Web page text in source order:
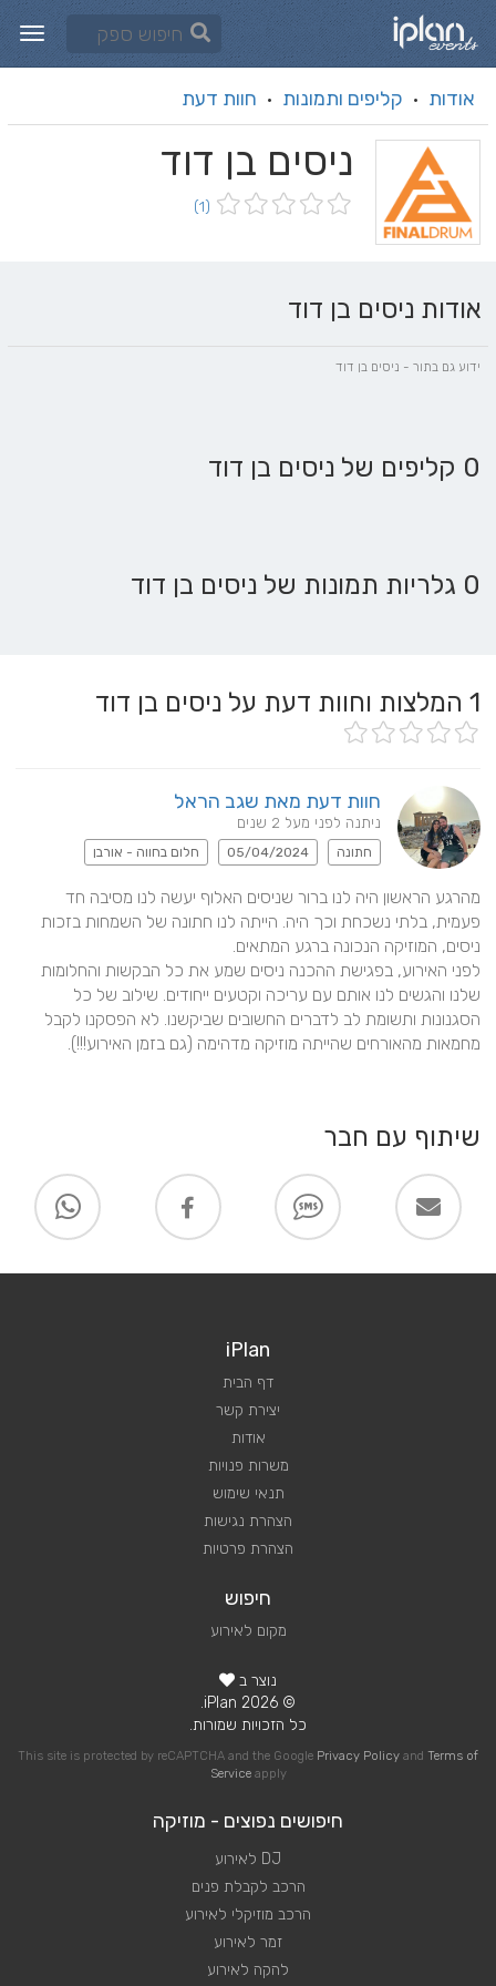
אודות · קליפים ותמונות · חוות דעת
ניסים בן דוד
(1)
אודות ניסים בן דוד
ידוע גם בתור - ניסים בן דוד
0 קליפים של ניסים בן דוד
0 גלריות תמונות של ניסים בן דוד
1 המלצות וחוות דעת על ניסים בן דוד
חוות דעת מאת שגב הראל
ניתנה לפני מעל 2 שנים
חתונה 05/04/2024 חלום בחווה - אורבן
מחמאות מהאורחים שהייתה מוזיקה מדהימה (גם בזמן האירוע!!!).
שיתוף עם חבר
iPlan
דף הבית
יצירת קשר
אודות
משרות פנויות
תנאי שימוש
הצהרת נגישות
הצהרת פרטיות
חיפוש
מקום לאירוע
נוצר ב
© 2026 iPlan.
כל הזכויות שמורות.
This site is protected by reCAPTCHA and the Google Privacy Policy and Terms of
Serviceapply
חיפושים נפוצים - מוזיקה
DJ לאירוע
הרכב לקבלת פנים
הרכב מוזיקלי לאירוע
זמר לאירוע
להקה לאירוע